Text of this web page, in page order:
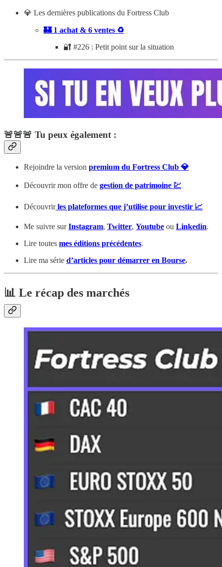
💎 Les dernières publications du Fortress Club
🏰 1 achat & 6 ventes ♻️
🔐 #226 : Petit point sur la situation
🚨🚨🚨 Tu peux également :
Rejoindre la version premium du Fortress Club 💎
Découvrir mon offre de gestion de patrimoine 💹
Découvrirles plateformes que j’utilise pour investir 📈
Me suivre surInstagram, Twitter, Youtube ou Linkedin.
Lire toutes mes éditions précédentes.
Lire ma série d’articles pour démarrer en Bourse.
📊 Le récap des marchés